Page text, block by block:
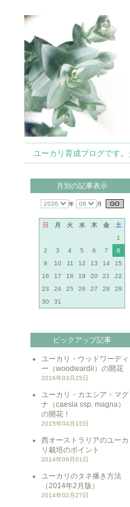
ユーカリ育成ブログです
月別の記事表示
年 月
日 月 火 水 木 金
土
1
2
3 4 5 6 7
8
9
10 11 12 13 14
15
16
17 18 19 20 21
22
23
24 25 26 27 28
29
30
31
ピックアップ記事
ユーカリ・ウッドワーディ
ー（woodwardii）の開花
2016年03月25日
ユーカリ・カエシア・マグ
ナ（caesia ssp. magna）
の開花！
2015年04月15日
西オーストラリアのユーカ
リ栽培のポイント
2014年09月01日
ユーカリのタネ播き方法
（2014年2月版）
2014年02月27日